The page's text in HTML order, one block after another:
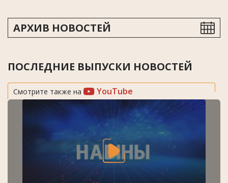
АРХИВ НОВОСТЕЙ
ПОСЛЕДНИЕ ВЫПУСКИ НОВОСТЕЙ
Смотрите также на YouTube